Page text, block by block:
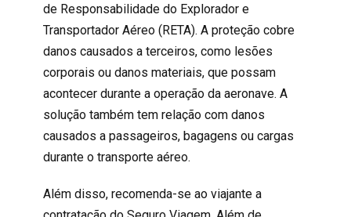
de Responsabilidade do Explorador e
Transportador Aéreo (RETA). A proteção cobre
danos causados a terceiros, como lesões
corporais ou danos materiais, que possam
acontecer durante a operação da aeronave. A
solução também tem relação com danos
causados a passageiros, bagagens ou cargas
durante o transporte aéreo.
Além disso, recomenda-se ao viajante a